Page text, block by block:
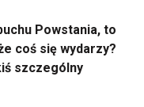
Powstania, to
coś się wydarzy?
szczególny